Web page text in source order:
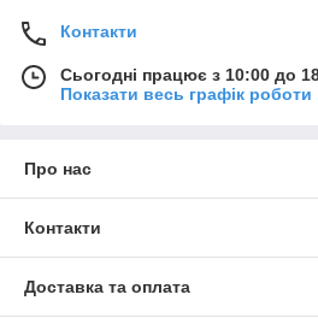
Контакти
Сьогодні працює з 10:00 до
Показати весь графік роботи
Про нас
Контакти
Доставка та оплата